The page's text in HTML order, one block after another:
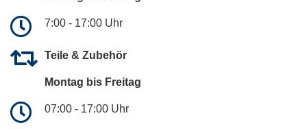
7:00 - 17:00 Uhr
Teile & Zubehör
Montag bis Freitag
07:00 - 17:00 Uhr